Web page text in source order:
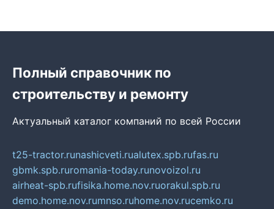
Полный справочник по
строительству и ремонту
Актуальный каталог компаний по всей России
t25-tractor.runashicveti.rualutex.spb.rufas.ru
gbmk.spb.ruromania-today.runovoizol.ru
airheat-spb.rufisika.home.nov.ruorakul.spb.ru
demo.home.nov.rumnso.ruhome.nov.rucemko.ru